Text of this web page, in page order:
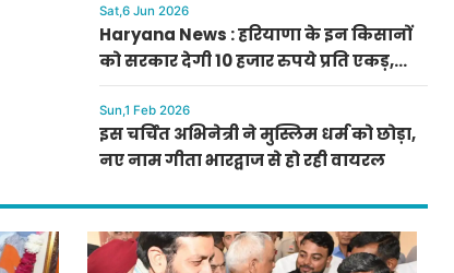
Sat,6 Jun 2026
Haryana News : हरियाणा के इन किसानों
को सरकार देगी 10 हजार रुपये प्रति एकड़,
सीएम सैनी की घोषणा
Sun,1 Feb 2026
इस चर्चित अभिनेत्री ने मुस्लिम धर्म को छोड़ा,
नए नाम गीता भारद्वाज से हो रही वायरल